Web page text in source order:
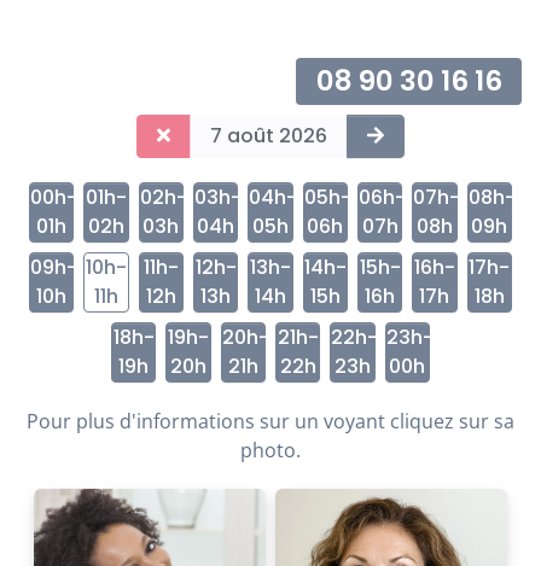
08 90 30 16 16
7 août 2026
00h-
01h
01h-
02h
02h-
03h
03h-
04h
04h-
05h
05h-
06h
06h-
07h
07h-
08h
08h-
09h
09h-
10h
10h-
11h
11h-
12h
12h-
13h
13h-
14h
14h-
15h
15h-
16h
16h-
17h
17h-
18h
18h-
19h
19h-
20h
20h-
21h
21h-
22h
22h-
23h
23h-
00h
Pour plus d'informations sur un voyant cliquez sur sa
photo.